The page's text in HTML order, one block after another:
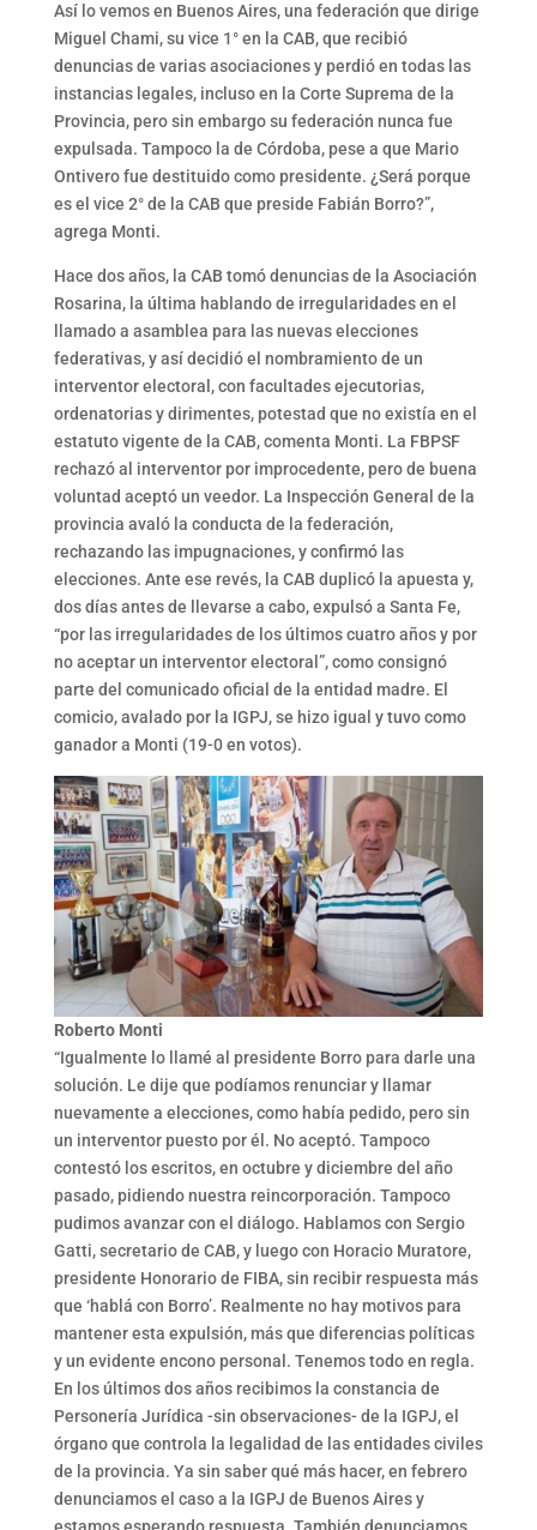
Así lo vemos en Buenos Aires, una federación que dirige
Miguel Chami, su vice 1° en la CAB, que recibió
denuncias de varias asociaciones y perdió en todas las
instancias legales, incluso en la Corte Suprema de la
Provincia, pero sin embargo su federación nunca fue
expulsada. Tampoco la de Córdoba, pese a que Mario
Ontivero fue destituido como presidente. ¿Será porque
es el vice 2° de la CAB que preside Fabián Borro?”,
agrega Monti.
Hace dos años, la CAB tomó denuncias de la Asociación
Rosarina, la última hablando de irregularidades en el
llamado a asamblea para las nuevas elecciones
federativas, y así decidió el nombramiento de un
interventor electoral, con facultades ejecutorias,
ordenatorias y dirimentes, potestad que no existía en el
estatuto vigente de la CAB, comenta Monti. La FBPSF
rechazó al interventor por improcedente, pero de buena
voluntad aceptó un veedor. La Inspección General de la
provincia avaló la conducta de la federación,
rechazando las impugnaciones, y confirmó las
elecciones. Ante ese revés, la CAB duplicó la apuesta y,
dos días antes de llevarse a cabo, expulsó a Santa Fe,
“por las irregularidades de los últimos cuatro años y por
no aceptar un interventor electoral”, como consignó
parte del comunicado oficial de la entidad madre. El
comicio, avalado por la IGPJ, se hizo igual y tuvo como
ganador a Monti (19-0 en votos).
Roberto Monti
“Igualmente lo llamé al presidente Borro para darle una
solución. Le dije que podíamos renunciar y llamar
nuevamente a elecciones, como había pedido, pero sin
un interventor puesto por él. No aceptó. Tampoco
contestó los escritos, en octubre y diciembre del año
pasado, pidiendo nuestra reincorporación. Tampoco
pudimos avanzar con el diálogo. Hablamos con Sergio
Gatti, secretario de CAB, y luego con Horacio Muratore,
presidente Honorario de FIBA, sin recibir respuesta más
que ‘hablá con Borro’. Realmente no hay motivos para
mantener esta expulsión, más que diferencias políticas
y un evidente encono personal. Tenemos todo en regla.
En los últimos dos años recibimos la constancia de
Personería Jurídica -sin observaciones- de la IGPJ, el
órgano que controla la legalidad de las entidades civiles
de la provincia. Ya sin saber qué más hacer, en febrero
denunciamos el caso a la IGPJ de Buenos Aires y